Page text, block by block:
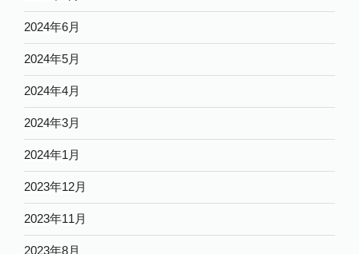
2024年6月
2024年5月
2024年4月
2024年3月
2024年1月
2023年12月
2023年11月
2023年8月